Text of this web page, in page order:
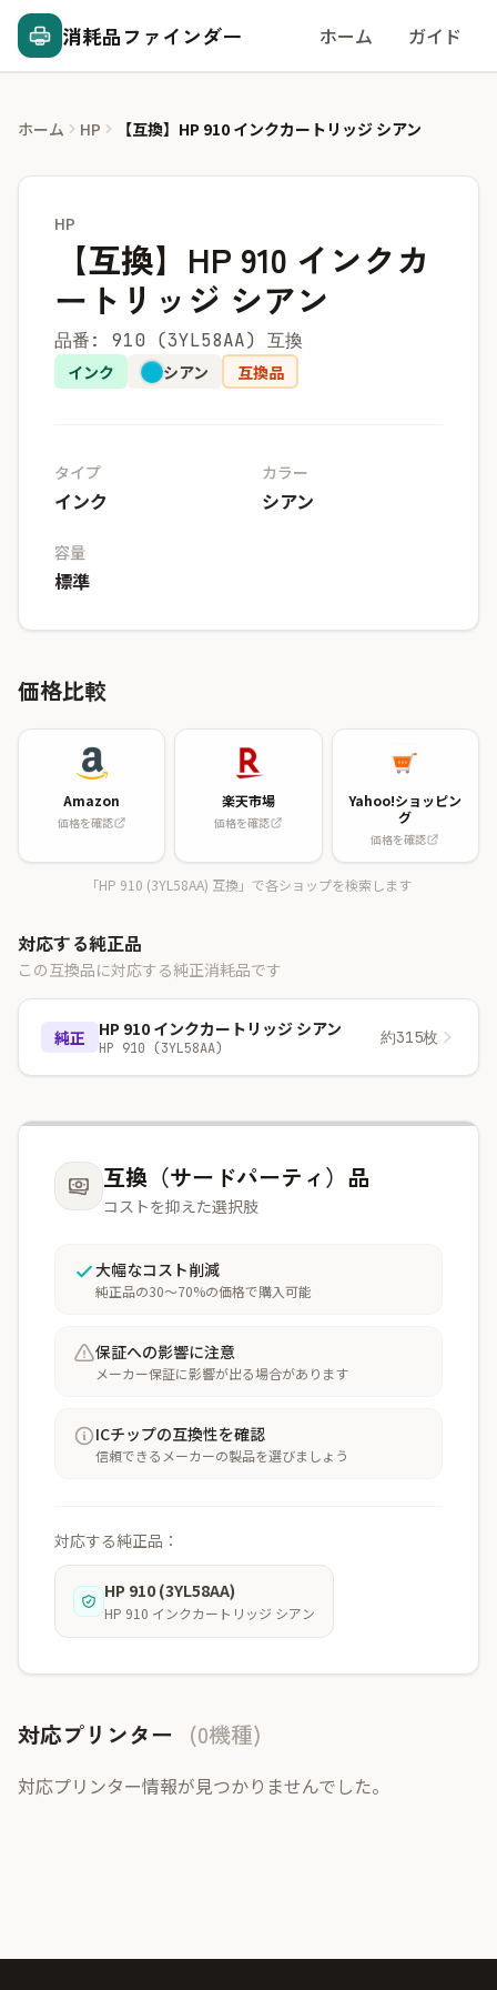
消耗品ファインダー ホーム ガイド
ホーム HP 【互換】HP 910 インクカートリッジ シアン
HP
【互換】HP 910 インクカ
ートリッジ シアン
品番: 910 (3YL58AA) 互換
インク シアン 互換品
タイプ
インク
カラー
シアン
容量
標準
価格比較
Amazon
価格を確認
楽天市場
価格を確認
Yahoo!ショッピン
グ
価格を確認
「HP 910 (3YL58AA) 互換」で各ショップを検索します
対応する純正品
この互換品に対応する純正消耗品です
純正 HP 910 インクカートリッジ シアン
HP 910 (3YL58AA)
約315枚
互換（サードパーティ）品
コストを抑えた選択肢
大幅なコスト削減
純正品の30〜70%の価格で購入可能
保証への影響に注意
メーカー保証に影響が出る場合があります
ICチップの互換性を確認
信頼できるメーカーの製品を選びましょう
対応する純正品：
HP 910 (3YL58AA)
HP 910 インクカートリッジ シアン
対応プリンター (0機種)
対応プリンター情報が見つかりませんでした。